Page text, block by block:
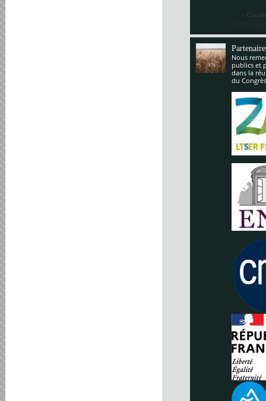
-
Nous
publics et
dans la
du